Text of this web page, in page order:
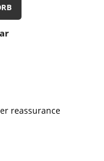
reassurance